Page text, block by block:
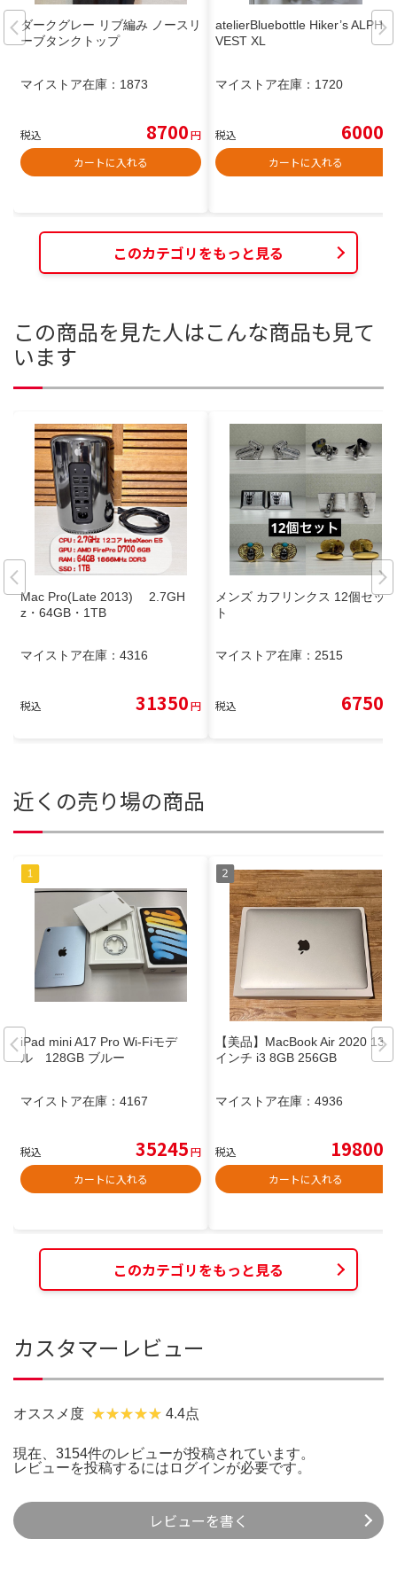
ダークグレー リブ編み ノースリ
ーブタンクトップ
マイストア在庫： 1873
税込 8700円
カートに入れる
atelierBluebottle Hiker’s ALPHA
VEST XL
マイストア在庫： 1720
税込 6000
カートに入れる
このカテゴリをもっと見る
この商品を見た人はこんな商品も見て
います
Mac Pro(Late 2013) 2.7GH
z・64GB・1TB
マイストア在庫： 4316
税込 31350円
メンズ カフリンクス 12個セッ
ト
マイストア在庫： 2515
税込 6750
近くの売り場の商品
iPad mini A17 Pro Wi-Fiモデ
ル 128GB ブルー
マイストア在庫： 4167
税込 35245円
カートに入れる
【美品】MacBook Air 2020 13
インチ i3 8GB 256GB
マイストア在庫： 4936
税込 19800
カートに入れる
このカテゴリをもっと見る
カスタマーレビュー
オススメ度 4.4点
現在、3154件のレビューが投稿されています。
レビューを投稿するには ログインが必要です。
レビューを書く